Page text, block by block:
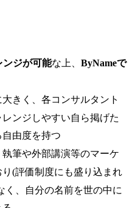
ンジが可能な上、 ByNameで
きく、各コンサルタント
ンジしやすい自ら掲げた
由度を持つ
筆や外部講演等のマーケ
(評価制度にも盛り込まれ
く、自分の名前を世の中に